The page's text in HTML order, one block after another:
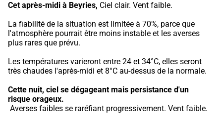
Cet après-midi à Beyries, Ciel clair. Vent faible.
La fiabilité de la situation est limitée à 70%, parce que
l'atmosphère pourrait être moins instable et les averses
plus rares que prévu.
Les températures varieront entre 24 et 34°C, elles seront
très chaudes l'après-midi et 8°C au-dessus de la normale.
Cette nuit, ciel se dégageant mais persistance d'un
risque orageux.
Averses faibles se raréfiant progressivement. Vent faible.